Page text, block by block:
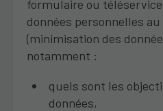
formulaire ou
données personnelles
(minimisation des
notamment :
quels sont les
données,